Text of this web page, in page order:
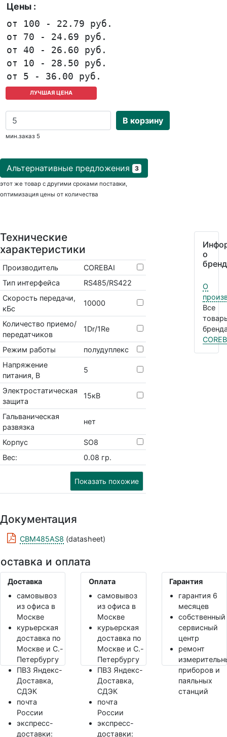
Цены :
от 100 - 22.79 руб.
от 70 - 24.69 руб.
от 40 - 26.60 руб.
от 10 - 28.50 руб.
от 5 - 36.00 руб.
ЛУЧШАЯ ЦЕНА
В корзину
мин.заказ 5
Альтернативные предложения 3
этот же товар с другими сроками поставки,
оптимизация цены от количества
Технические
характеристики
Производитель
COREBAI
Тип интерфейса
RS485/RS422
Скорость передачи,
кБс
10000
Количество приемо/
передатчиков
1Dr/1Re
Режим работы
полудуплекс
Напряжение
питания, В
5
Электростатическая
защита
15кВ
Гальваническая
развязка
нет
Корпус
SO8
Вес:
0.08 гр.
Показать похожие
о
О
Все
Документация
CBM485AS8 (datasheet)
и оплата
Доставка
самовывоз
из офиса в
Москве
курьерская
доставка по
Москве и С.-
Петербургу
ПВЗ Яндекс-
Доставка,
СДЭК
почта
России
экспресс-
доставки:
Оплата
самовывоз
из офиса в
Москве
курьерская
доставка по
Москве и С.-
Петербургу
ПВЗ Яндекс-
Доставка,
СДЭК
почта
России
экспресс-
доставки:
Гарантия
гарантия 6
месяцев
собственный
сервисный
центр
ремонт
приборов и
паяльных
станций